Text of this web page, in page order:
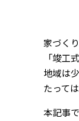
家づく
「竣工
地域は
たって
本記事